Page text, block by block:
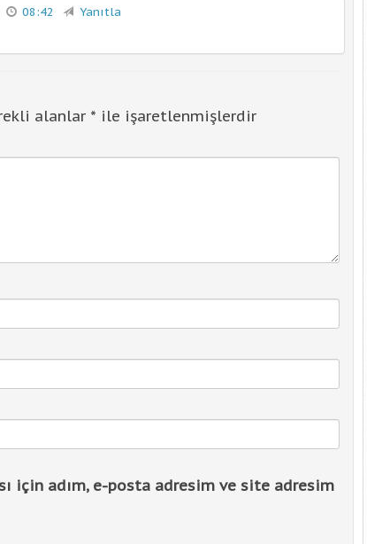
08:42
Yanıtla
alanlar * ile işaretlenmişlerdir
için adım, e-posta adresim ve site adresim